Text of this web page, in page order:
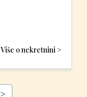
Više o nekretnini >
>